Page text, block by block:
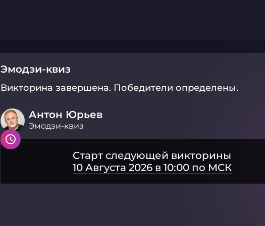
Эмодзи-квиз
Викторина завершена. Победители определены.
Антон Юрьев
Эмодзи-квиз
Старт следующей викторины
10 Августа 2026 в 10:00 по МСК